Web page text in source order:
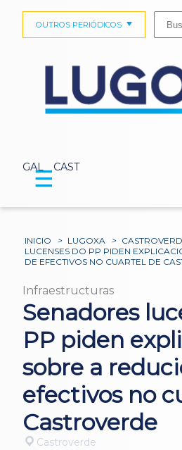
GAL CAST
OUTROS PERIÓDICOS
☰
INICIO > LUGOXA >
LUCENSES DO PP PIDEN
DE EFECTIVOS NO CUARTEL DE
Infraestructuras
Senadores
PP piden
sobre a
efectivos no
Castroverde
Castroverde